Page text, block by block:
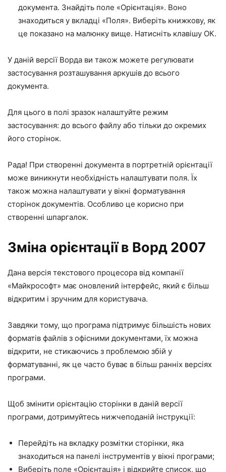
документа. Знайдіть поле «Орієнтація». Воно
знаходиться у вкладці «Поля». Виберіть книжкову, як
це показано на малюнку вище. Натисніть клавішу ОК.
У даній версії Ворда ви також можете регулювати
застосування розташування аркушів до всього
документа.
Для цього в полі зразок налаштуйте режим
застосування: до всього файлу або тільки до окремих
його сторінок.
Рада! При створенні документа в портретній орієнтації
може виникнути необхідність налаштувати поля. Їх
також можна налаштувати у вікні форматування
сторінок документів. Особливо це корисно при
створенні шпаргалок.
Зміна орієнтації в Ворд 2007
Дана версія текстового процесора від компанії
«Майкрософт» має оновлений інтерфейс, який є більш
відкритим і зручним для користувача.
Завдяки тому, що програма підтримує більшість нових
форматів файлів з офісними документами, їх можна
відкрити, не стикаючись з проблемою збій у
форматуванні, як це часто буває в більш ранніх версіях
програми.
Щоб змінити орієнтацію сторінки в даній версії
програми, дотримуйтесь нижчеподаній інструкції:
Перейдіть на вкладку розмітки сторінки, яка
знаходиться на панелі інструментів у вікні програми;
Виберіть поле «Орієнтація» і відкрийте список, що